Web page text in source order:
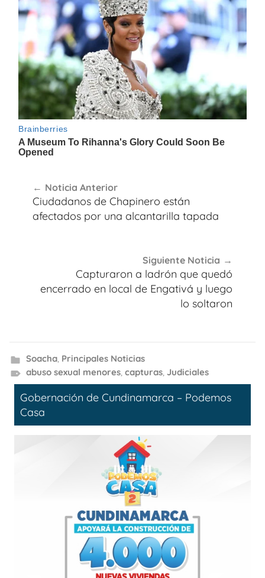
de
entradas
Noticia Anterior
Ciudadanos de Chapinero están
afectados por una alcantarilla tapada
Siguiente Noticia
Capturaron a ladrón que quedó
encerrado en local de Engativá y luego
lo soltaron
Soacha, Principales Noticias
abuso sexual menores, capturas, Judiciales
Gobernación de Cundinamarca – Podemos
Casa